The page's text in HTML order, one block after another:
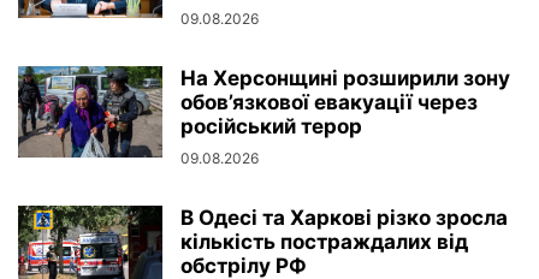
09.08.2026
На Херсонщині розширили зону
обов’язкової евакуації через
російський терор
09.08.2026
В Одесі та Харкові різко зросла
кількість постраждалих від
обстрілу РФ